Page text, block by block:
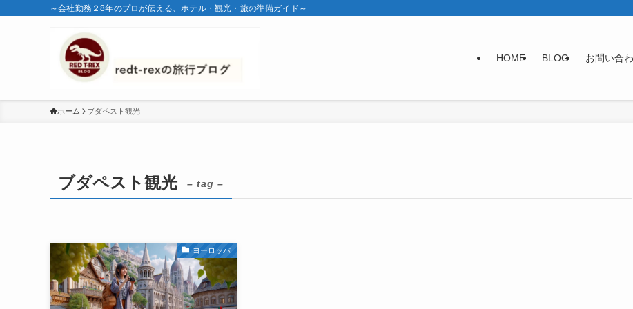
～会社勤務２8年のプロが伝える、ホテル・観光・旅の準備ガイド～
HOME BLOG お問い合
ホーム ブダペスト観光
ブダペスト観光 – tag –
ヨーロッパ